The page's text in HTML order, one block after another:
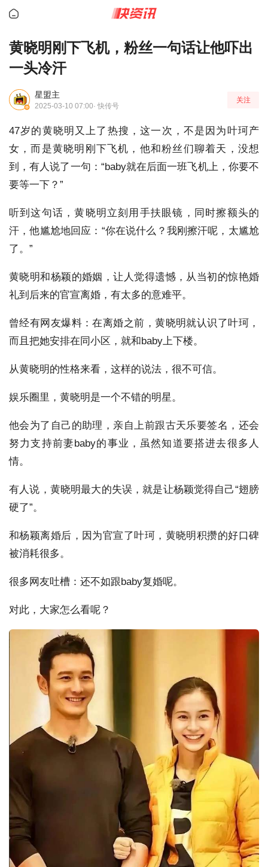
黄晓明刚下飞机，粉丝一句话让他吓出
一头冷汗
星盟主
2025-03-10 07:00· 快传号
关注
47岁的黄晓明又上了热搜，这一次，不是因为叶珂产
女，而是黄晓明刚下飞机，他和粉丝们聊着天，没想
到，有人说了一句：“baby就在后面一班飞机上，你要不
要等一下？”
听到这句话，黄晓明立刻用手扶眼镜，同时擦额头的
汗，他尴尬地回应：“你在说什么？我刚擦汗呢，太尴尬
了。”
黄晓明和杨颖的婚姻，让人觉得遗憾，从当初的惊艳婚
礼到后来的官宣离婚，有太多的意难平。
曾经有网友爆料：在离婚之前，黄晓明就认识了叶珂，
而且把她安排在同小区，就和baby上下楼。
从黄晓明的性格来看，这样的说法，很不可信。
娱乐圈里，黄晓明是一个不错的明星。
他会为了自己的助理，亲自上前跟古天乐要签名，还会
努力支持前妻baby的事业，虽然知道要搭进去很多人
情。
有人说，黄晓明最大的失误，就是让杨颖觉得自己“翅膀
硬了”。
和杨颖离婚后，因为官宣了叶珂，黄晓明积攒的好口碑
被消耗很多。
很多网友吐槽：还不如跟baby复婚呢。
对此，大家怎么看呢？